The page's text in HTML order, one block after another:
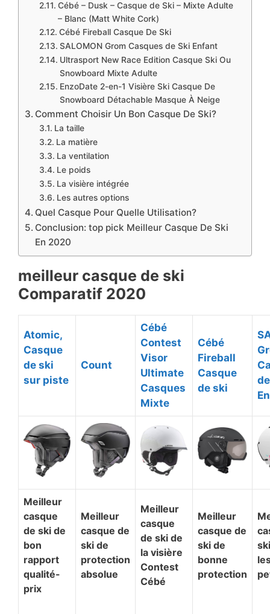
​Cébé – Dusk – Casque de Ski – Mixte Adulte
– Blanc (Matt White Cork)
​​​Cébé Fireball Casque De Ski
​SALOMON Grom Casques de Ski Enfant
​Ultrasport New Race Edition Casque Ski Ou
Snowboard Mixte Adulte
​​​EnzoDate 2-en-1 Visière Ski Casque De
Snowboard Détachable Masque À Neige
​Comment Choisir Un Bon Casque De Ski?
​La taille
​La matière
​La ventilation
Le poids
La visière intégrée
​Les autres options
​Quel Casque Pour Quelle Utilisation?
Conclusion: top pick ​Meilleur Casque De Ski
En 2020
​meilleur casque de ski
Comparatif 2020
​Atomic,
Casque
de ski
sur piste
​Count
​Cébé
Contest
Visor
Ultimate
Casques
Mixte
​Cébé
Fireball
Casque
de ski
​Meilleur
casque
de ski de
bon
rapport
qualité-
prix
​Meilleur
casque de
ski de
protection
absolue
​Meilleur
casque
de ski de
la visière
Contest
Cébé
​Meilleur
casque de
ski de
bonne
protection